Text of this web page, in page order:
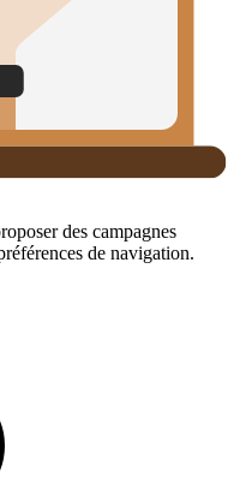
des campagnes
de navigation.